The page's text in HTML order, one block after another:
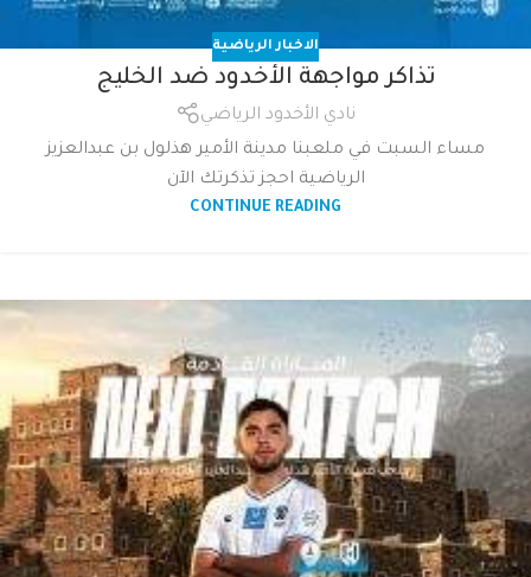
الاخبار الرياضية
تذاكر مواجهة الأخدود ضد الخليج
نادي الأخدود الرياضي
مساء السبت في ملعبنا مدينة الأمير هذلول بن عبدالعزيز
الرياضية احجز تذكرتك الآن
CONTINUE READING